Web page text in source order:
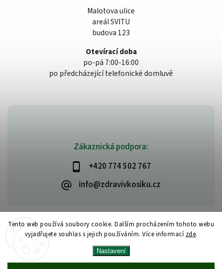
Tento web používá soubory cookie. Dalším procházením tohoto webu
vyjadřujete souhlas s jejich používáním. Více informací zde.
Nastavení
Zákaznická podpora:
+420 774 502 767
info@zdravivkosiku.cz
Malotova ulice
areál SVITU
budova 123
Otevírací doba
po-pá 7:00-16:00
po předcházející telefonické domluvě
www.zdravivkosiku.cz
Upravit nastavení cookies